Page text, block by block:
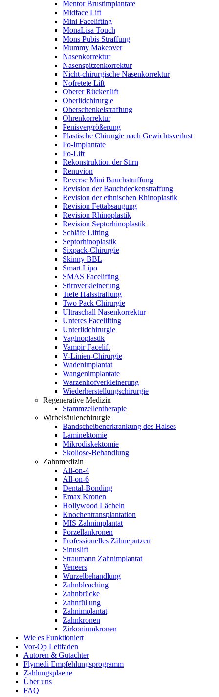
Mentor Brustimplantate
Midface Lift
Mini Facelifting
MonaLisa Touch
Mons Pubis Straffung
Mummy Makeover
Nasenkorrektur
Nasenspitzenkorrektur
Nicht-chirurgische Nasenkorrektur
Nofretete Lift
Oberer Rückenlift
Oberlidchirurgie
Oberschenkelstraffung
Ohrenkorrektur
Penisvergrößerung
Plastische Chirurgie nach Gewichtsverlust
Po-Implantate
Po-Lift
Rekonstruktion der Stirn
Renuvion
Reverse Mini Bauchstraffung
Revision der Bauchdeckenstraffung
Revision der ethnischen Rhinoplastik
Revision Fettabsaugung
Revision Rhinoplastik
Revision Septorhinoplastik
Schläfe Lifting
Septorhinoplastik
Sixpack-Chirurgie
Skinny BBL
Smart Lipo
SMAS Facelifting
Stirnverkleinerung
Tiefe Halsstraffung
Two Pack Chirurgie
Ultraschall Nasenkorrektur
Unteres Facelifting
Unterlidchirurgie
Vaginoplastik
Vampir Facelift
V-Linien-Chirurgie
Wadenimplantat
Wangenimplantate
Warzenhofverkleinerung
Wiederherstellungschirurgie
Regenerative Medizin
Stammzellentherapie
Wirbelsäulenchirurgie
Bandscheibenerkrankung des Halses
Laminektomie
Mikrodiskektomie
Skoliose-Behandlung
Zahnmedizin
All-on-4
All-on-6
Dental-Bonding
Emax Kronen
Hollywood Lächeln
Knochentransplantation
MIS Zahnimplantat
Porzellankronen
Professionelles Zähneputzen
Sinuslift
Straumann Zahnimplantat
Veneers
Wurzelbehandlung
Zahnbleaching
Zahnbrücke
Zahnfüllung
Zahnimplantat
Zahnkronen
Zirkoniumkronen
Wie es Funktioniert
Vor-Op Leitfaden
Autoren & Gutachter
Flymedi Empfehlungsprogramm
Zahlungsplaene
Über uns
FAQ